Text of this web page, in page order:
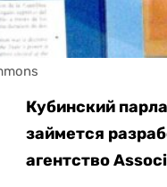
Кубинский
займется
агентство